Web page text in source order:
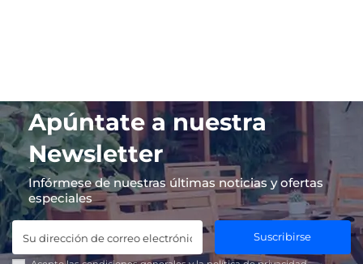
Apúntate a nuestra
Newsletter
Infórmese de nuestras últimas noticias y ofertas
especiales
Suscribirse